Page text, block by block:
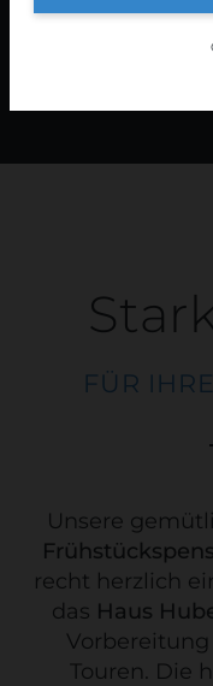
FÜR
Unsere
recht herzlich
das Haus
Touren. Die